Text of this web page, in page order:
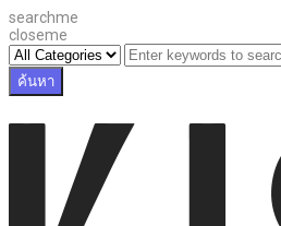
searchme
closeme
ค้นหา